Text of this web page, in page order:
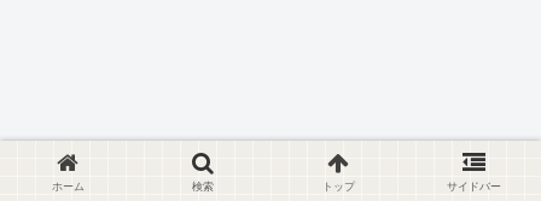
ホーム 検索 トップ サイドバー